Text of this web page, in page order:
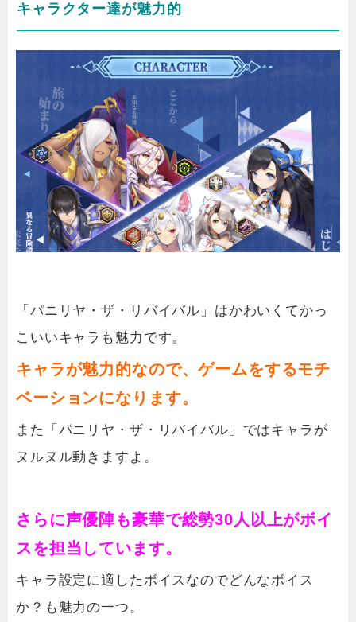
キャラクター達が魅力的
「パニリヤ・ザ・リバイバル」はかわいくてかっ
こいいキャラも魅力です。
キャラが魅力的なので、ゲームをするモチ
ベーションになります。
また「パニリヤ・ザ・リバイバル」ではキャラが
ヌルヌル動きますよ。
さらに声優陣も豪華で総勢30人以上がボイ
スを担当しています。
キャラ設定に適したボイスなのでどんなボイス
か？も魅力の一つ。